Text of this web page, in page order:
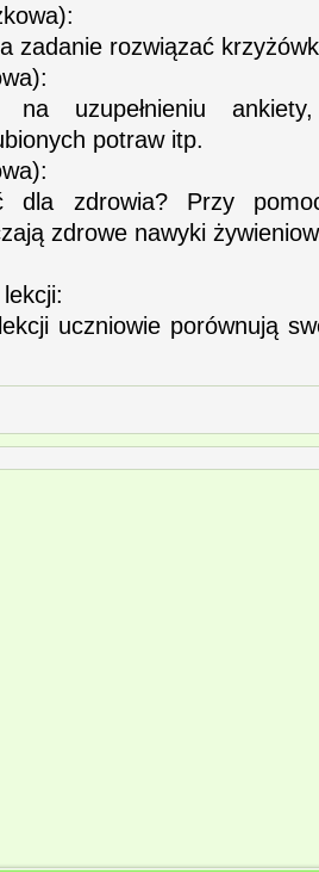
zadanie rozwiązać
na uzupełnieniu
potraw itp.
dla zdrowia? Przy
zdrowe nawyki
uczniowie porównują